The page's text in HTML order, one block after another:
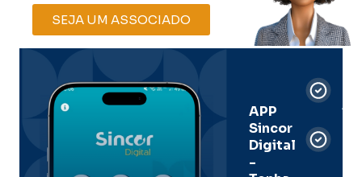
SEJA UM ASSOCIADO
APP
Sincor
Digital
-